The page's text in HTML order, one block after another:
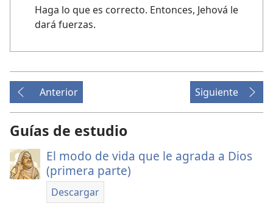
Haga lo que es correcto. Entonces, Jehová le
dará fuerzas.
Anterior Siguiente
Guías de estudio
El modo de vida que le agrada a Dios
(primera parte)
Descargar